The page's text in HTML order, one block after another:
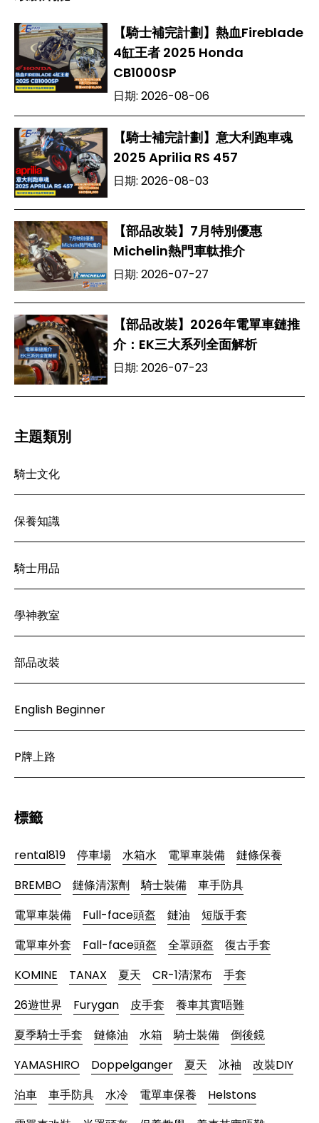
【騎士補完計劃】熱血Fireblade
4缸王者 2025 Honda
CB1000SP
日期: 2026-08-06
【騎士補完計劃】意大利跑車魂
2025 Aprilia RS 457
日期: 2026-08-03
【部品改裝】7月特別優惠
Michelin熱門車軚推介
日期: 2026-07-27
【部品改裝】2026年電單車鏈推
介：EK三大系列全面解析
日期: 2026-07-23
主題類別
騎士文化
保養知識
騎士用品
學神教室
部品改裝
English Beginner
P牌上路
標籤
rental819 停車場 水箱水 電單車裝備
鏈條保養
BREMBO
鏈條清潔劑 騎士裝備
車手防具
電單車裝備
Full-face頭盔 鏈油
短版手套
電單車外套
Fall-face頭盔 全罩頭盔
復古手套
KOMINE
TANAX 夏天 CR-1清潔布
手套
26遊世界
Furygan 皮手套
養車其實唔難
夏季騎士手套
鏈條油 水箱 騎士裝備
倒後鏡
YAMASHIRO
Doppelganger 夏天 冰袖
改裝DIY
泊車
車手防具 水冷 電單車保養
Helstons